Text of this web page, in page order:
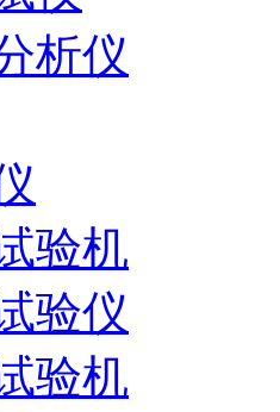
析仪
验机
验仪
验机